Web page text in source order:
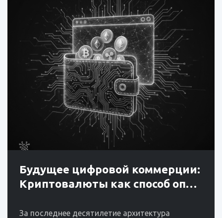
Будущее цифровой коммерции:
Криптовалюты как способ оп…
За последнее десятилетие архитектура